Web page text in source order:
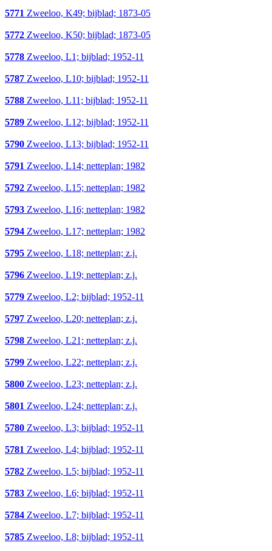
5771 Zweeloo, K49; bijblad; 1873-05
5772 Zweeloo, K50; bijblad; 1873-05
5778 Zweeloo, L1; bijblad; 1952-11
5787 Zweeloo, L10; bijblad; 1952-11
5788 Zweeloo, L11; bijblad; 1952-11
5789 Zweeloo, L12; bijblad; 1952-11
5790 Zweeloo, L13; bijblad; 1952-11
5791 Zweeloo, L14; netteplan; 1982
5792 Zweeloo, L15; netteplan; 1982
5793 Zweeloo, L16; netteplan; 1982
5794 Zweeloo, L17; netteplan; 1982
5795 Zweeloo, L18; netteplan; z.j.
5796 Zweeloo, L19; netteplan; z.j.
5779 Zweeloo, L2; bijblad; 1952-11
5797 Zweeloo, L20; netteplan; z.j.
5798 Zweeloo, L21; netteplan; z.j.
5799 Zweeloo, L22; netteplan; z.j.
5800 Zweeloo, L23; netteplan; z.j.
5801 Zweeloo, L24; netteplan; z.j.
5780 Zweeloo, L3; bijblad; 1952-11
5781 Zweeloo, L4; bijblad; 1952-11
5782 Zweeloo, L5; bijblad; 1952-11
5783 Zweeloo, L6; bijblad; 1952-11
5784 Zweeloo, L7; bijblad; 1952-11
5785 Zweeloo, L8; bijblad; 1952-11